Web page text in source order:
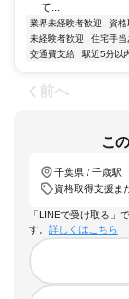
て...
業界未経験者歓迎 資格
未経験者歓迎
住宅手当
交通費支給
駅近5分以
前へ
こ
千葉県 / 千歳駅
資格取得支援ま
「LINEで受け取る」
す。 詳しくはこちら